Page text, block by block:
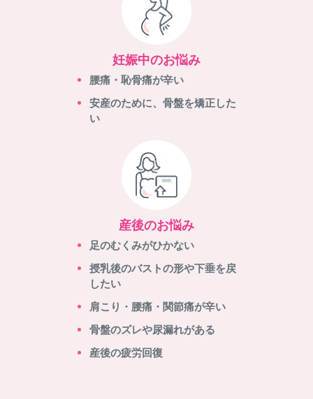
妊娠中のお悩み
腰痛・恥骨痛が辛い
安産のために、骨盤を矯正した
い
産後のお悩み
足のむくみがひかない
授乳後のバストの形や下垂を戻
したい
肩こり・腰痛・関節痛が辛い
骨盤のズレや尿漏れがある
産後の疲労回復